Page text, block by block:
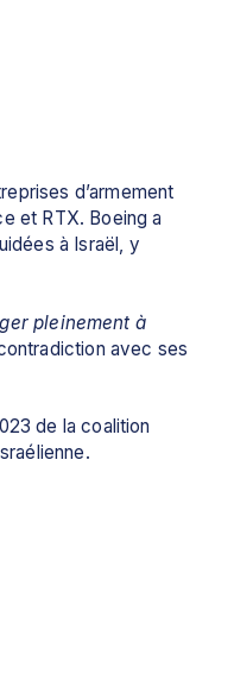
d’armement
et RTX. Boeing a
à Israël, y
pleinement à
avec ses
de la coalition